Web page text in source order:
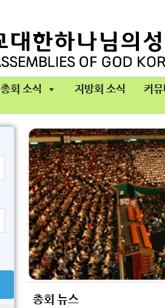
총회 소식 지방회 소식 커뮤
총회 뉴스